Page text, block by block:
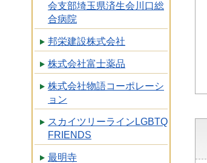
会支部埼玉県済生会川口総
合病院
邦栄建設株式会社
株式会社富士薬品
株式会社物語コーポレーシ
ョン
スカイツリーラインLGBTQ
FRIENDS
最明寺